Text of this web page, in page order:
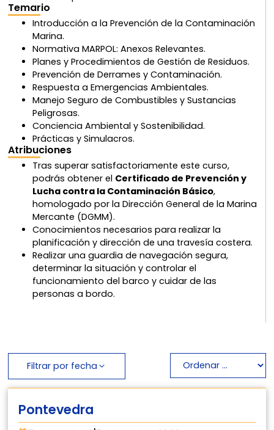
Temario
Introducción a la Prevención de la Contaminación
Marina.
Normativa MARPOL: Anexos Relevantes.
Planes y Procedimientos de Gestión de Residuos.
Prevención de Derrames y Contaminación.
Respuesta a Emergencias Ambientales.
Manejo Seguro de Combustibles y Sustancias
Peligrosas.
Conciencia Ambiental y Sostenibilidad.
Prácticas y Simulacros.
Atribuciones
Tras superar satisfactoriamente este curso,
podrás obtener el Certificado de Prevención y
Lucha contra la Contaminación Básico,
homologado por la Dirección General de la Marina
Mercante (DGMM).
Conocimientos necesarios para realizar la
planificación y dirección de una travesía costera.
Realizar una guardia de navegación segura,
determinar la situación y controlar el
funcionamiento del barco y cuidar de las
personas a bordo.
Filtrar por fecha
Pontevedra